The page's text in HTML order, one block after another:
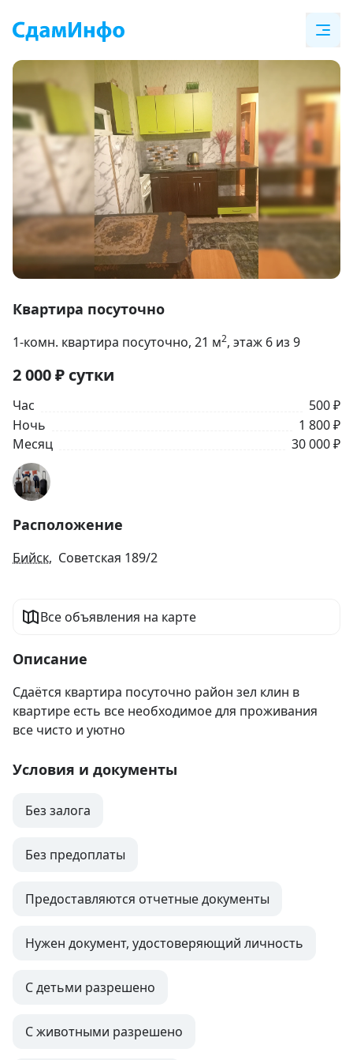
1
4
Квартира посуточно
1-комн. квартира посуточно, 21 м2, этаж 6 из 9
2 000₽ сутки
Час
500 ₽
Ночь
1 800 ₽
Месяц
30 000 ₽
Расположение
Бийск, Советская 189/2
Все объявления на карте
Описание
Сдаётся квартира посуточно район зел клин в
квартире есть все необходимое для проживания
все чисто и уютно
Условия и документы
Без залога
Без предоплаты
Предоставляются отчетные документы
Нужен документ, удостоверяющий личность
С детьми разрешено
С животными разрешено